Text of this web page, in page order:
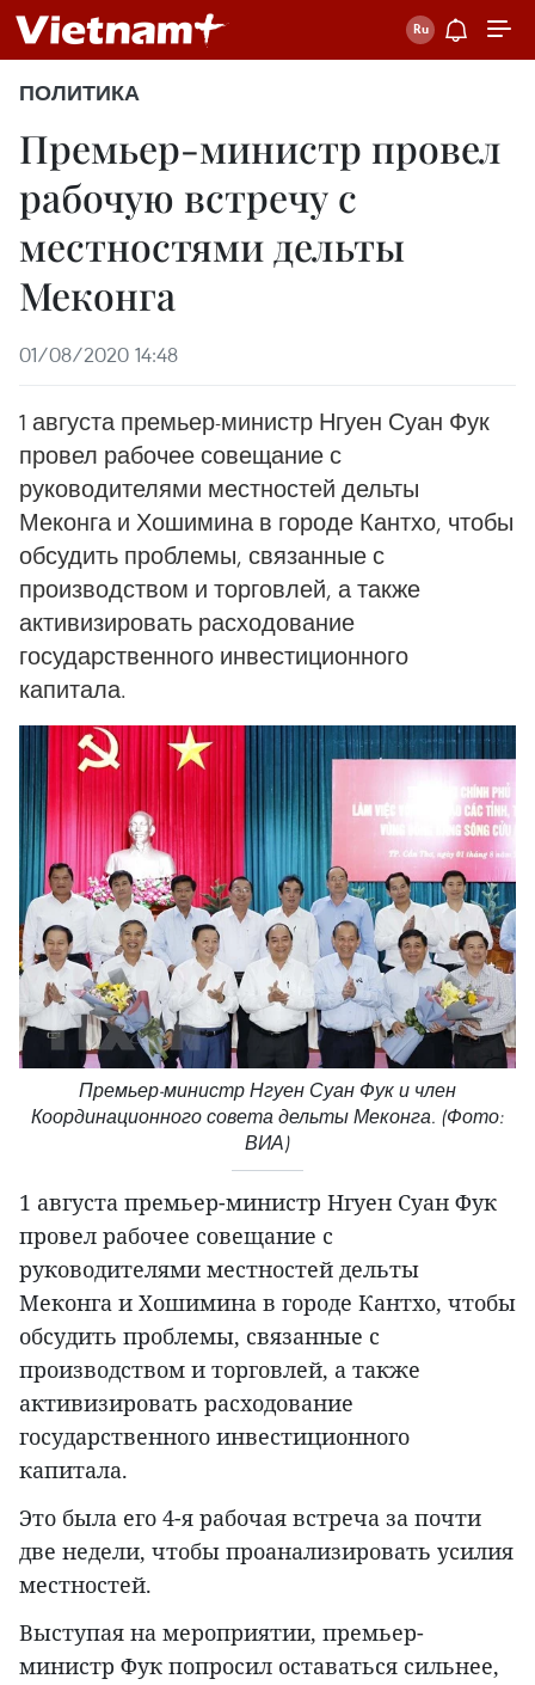
ПОЛИТИКА
Премьер-министр провел
рабочую встречу с
местностями дельты
Меконга
01/08/2020 14:48
1 августа премьер-министр Нгуен Суан Фук
провел рабочее совещание с
руководителями местностей дельты
Меконга и Хошимина в городе Кантхо, чтобы
обсудить проблемы, связанные с
производством и торговлей, а также
активизировать расходование
государственного инвестиционного
капитала.
Премьер-министр Нгуен Суан Фук и член
Координационного совета дельты Меконга. (Фото:
ВИА)
1 августа премьер-министр Нгуен Суан Фук
провел рабочее совещание с
руководителями местностей дельты
Меконга и Хошимина в городе Кантхо, чтобы
обсудить проблемы, связанные с
производством и торговлей, а также
активизировать расходование
государственного инвестиционного
капитала.
Это была его 4-я рабочая встреча за почти
две недели, чтобы проанализировать усилия
местностей.
Выступая на мероприятии, премьер-
министр Фук попросил оставаться сильнее,